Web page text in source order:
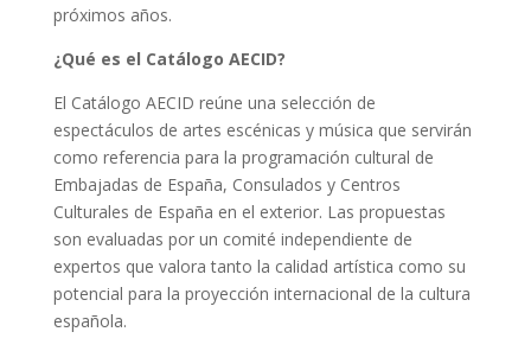
próximos años.
¿Qué es el Catálogo AECID?
El Catálogo AECID reúne una selección de
espectáculos de artes escénicas y música que servirán
como referencia para la programación cultural de
Embajadas de España, Consulados y Centros
Culturales de España en el exterior. Las propuestas
son evaluadas por un comité independiente de
expertos que valora tanto la calidad artística como su
potencial para la proyección internacional de la cultura
española.